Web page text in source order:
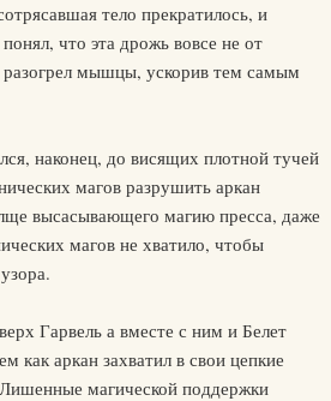
тело прекратилось, и
что эта дрожь вовсе не от
мышцы, ускорив тем самым
наконец, до висящих плотной тучей
магов разрушить аркан
высасывающего магию пресса, даже
магов не хватило, чтобы
Гарвель а вместе с ним и Белет
как аркан захватил в свои цепкие
магической поддержки